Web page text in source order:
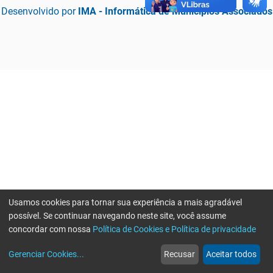
Desenvolvido por IMA - Informática de Municípios Associados
web
Notícias
more_horiz
Mais
Usamos cookies para tornar sua experiência a mais agradável
possível. Se continuar navegando neste site, você assume
concordar com nossa Política de Cookies e Política de privacidade
Gerenciar Cookies... Recusar Aceitar todos
Erro ao enviar informações, por favor tente novamente